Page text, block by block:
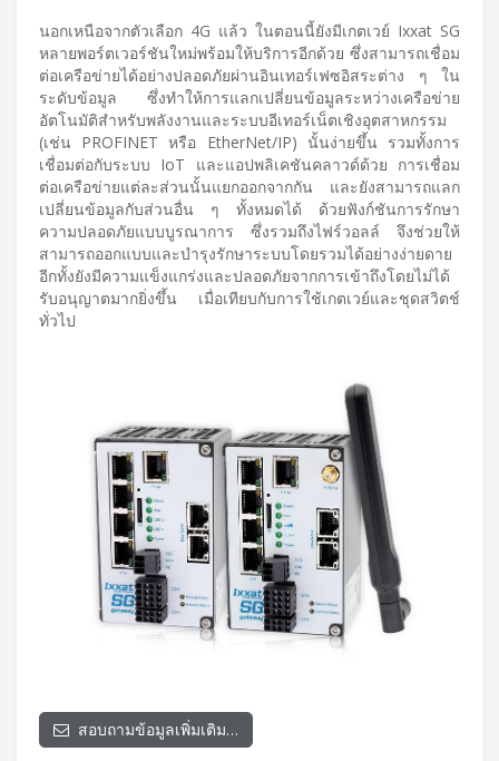
นอกเหนือจากตัวเลือก 4G แล้ว ในตอนนี้ยังมีเกตเวย์ Ixxat SG
หลายพอร์ตเวอร์ชันใหม่พร้อมให้บริการอีกด้วย ซึ่งสามารถเชื่อม
ต่อเครือข่ายได้อย่างปลอดภัยผ่านอินเทอร์เฟซอิสระต่าง ๆ ใน
ระดับข้อมูล ซึ่งทำให้การแลกเปลี่ยนข้อมูลระหว่างเครือข่าย
อัตโนมัติสำหรับพลังงานและระบบอีเทอร์เน็ตเชิงอุตสาหกรรม
(เช่น PROFINET หรือ EtherNet/IP) นั้นง่ายขึ้น รวมทั้งการ
เชื่อมต่อกับระบบ IoT และแอปพลิเคชันคลาวด์ด้วย การเชื่อม
ต่อเครือข่ายแต่ละส่วนนั้นแยกออกจากกัน และยังสามารถแลก
เปลี่ยนข้อมูลกับส่วนอื่น ๆ ทั้งหมดได้ ด้วยฟังก์ชันการรักษา
ความปลอดภัยแบบบูรณาการ ซึ่งรวมถึงไฟร์วอลล์ จึงช่วยให้
สามารถออกแบบและบำรุงรักษาระบบโดยรวมได้อย่างง่ายดาย
อีกทั้งยังมีความแข็งแกร่งและปลอดภัยจากการเข้าถึงโดยไม่ได้
รับอนุญาตมากยิ่งขึ้น เมื่อเทียบกับการใช้เกตเวย์และชุดสวิตช์
ทั่วไป
สอบถามข้อมูลเพิ่มเติม…